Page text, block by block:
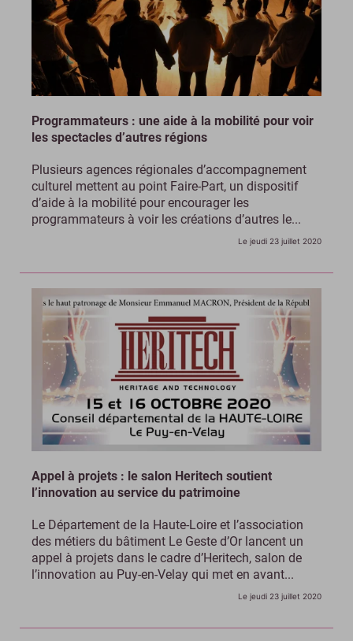
Programmateurs : une aide à la mobilité pour voir
les spectacles d’autres régions
Plusieurs agences régionales d’accompagnement
culturel mettent au point Faire-Part, un dispositif
d’aide à la mobilité pour encourager les
programmateurs à voir les créations d’autres le...
Le jeudi 23 juillet 2020
Appel à projets : le salon Heritech soutient
l’innovation au service du patrimoine
Le Département de la Haute-Loire et l’association
des métiers du bâtiment Le Geste d’Or lancent un
appel à projets dans le cadre d’Heritech, salon de
l’innovation au Puy-en-Velay qui met en avant...
Le jeudi 23 juillet 2020